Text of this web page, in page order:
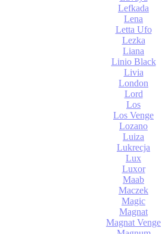
Lefkada
Lena
Letta Ufo
Lezka
Liana
Linio Black
Livia
London
Lord
Los
Los Venge
Lozano
Luiza
Lukrecja
Lux
Luxor
Maab
Maczek
Magic
Magnat
Magnat Venge